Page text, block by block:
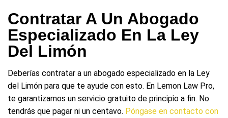
Contratar A Un Abogado
Especializado En La Ley
Del Limón
Deberías contratar a un abogado especializado en la Ley
del Limón para que te ayude con esto. En Lemon Law Pro,
te garantizamos un servicio gratuito de principio a fin. No
tendrás que pagar ni un centavo. Póngase en contacto con